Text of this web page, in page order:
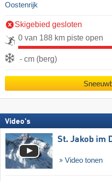
Oostenrijk
Skigebied gesloten
0 van 188 km piste open
- cm (berg)
Video's
St. Jakob im
Video tonen